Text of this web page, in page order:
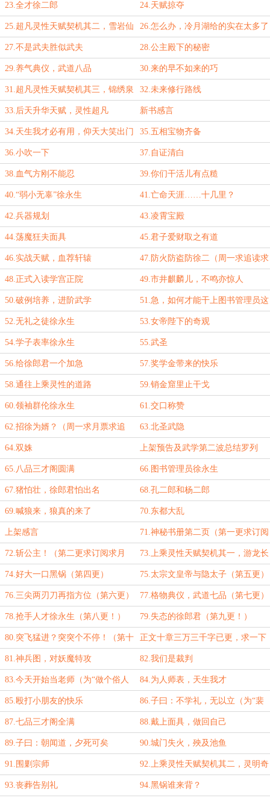
23.全才徐二郎 24.天赋掠夺
25.超凡灵性天赋契机其二，雪岩仙
蜕
26.怎么办，冷月湖给的实在太多了
27.不是武夫胜似武夫 28.公主殿下的秘密
29.养气典仪，武道八品 30.来的早不如来的巧
31.超凡灵性天赋契机其三，锦绣泉
心（周一求追读求月票）
32.未来修行路线
33.后天升华天赋，灵性超凡 新书感言
34.天生我才必有用，仰天大笑出门
去
35.五相宝物齐备
36.小吹一下 37.自证清白
38.血气方刚不能忍 39.你们干活儿有点糙
40.“弱小无辜”徐永生 41.亡命天涯……十几里？
42.兵器规划 43.凌霄宝殿
44.荡魔狂夫面具 45.君子爱财取之有道
46.实战天赋，血荐轩辕 47.防火防盗防徐二（周一求追读求
月票！）
48.正式入读学宫正院 49.市井麒麟儿，不鸣亦惊人
50.破例培养，进阶武学 51.急，如何才能干上图书管理员这
项有前途的工作？
52.无礼之徒徐永生 53.女帝陛下的奇观
54.学子表率徐永生 55.武圣
56.给徐郎君一个加急 57.奖学金带来的快乐
58.通往上乘灵性的道路 59.销金窟里止干戈
60.领袖群伦徐永生 61.交口称赞
62.招徐为婿？（周一求月票求追
读！）
63.北圣武隐
64.双姝 上架预告及武学第二波总结罗列
65.八品三才阁圆满 66.图书管理员徐永生
67.猪怕壮，徐郎君怕出名 68.孔二郎和杨二郎
69.喊狼来，狼真的来了 70.东都大乱
上架感言 71.神秘书册第二页（第一更求订阅
求月票！）
72.斩公主！（第二更求订阅求月
票）
73.上乘灵性天赋契机其一，游龙长
尾（第三更）
74.好大一口黑锅（第四更） 75.太宗文皇帝与隐太子（第五更）
76.三尖两刃刀再指方位（第六更） 77.格物典仪，武道七品（第七更）
78.抢手人才徐永生（第八更！） 79.失态的徐郎君（第九更！）
80.突飞猛进？突突个不停！（第十
更）
正文十章三万三千字已更，求一下
八月保底月票
81.神兵图，对妖魔特攻 82.我们是裁判
83.今天开始当老师（为“做个俗人
0723”盟加更）
84.为人师表，天生我才
85.殴打小朋友的快乐 86.子曰：不学礼，无以立（为“裴
屠狗”盟加更）
87.七品三才阁全满 88.戴上面具，做回自己
89.子曰：朝闻道，夕死可矣
（为“沙拉古斯”盟加更）
90.城门失火，殃及池鱼
91.围剿宗师 92.上乘灵性天赋契机其二，灵明奇
芝（三更万字到！）
93.丧葬告别礼 94.黑锅谁来背？